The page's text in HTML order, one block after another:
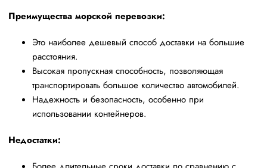
Преимущества морской перевозки:
Это наиболее дешевый способ доставки на большие
расстояния.
Высокая пропускная способность, позволяющая
транспортировать большое количество автомобилей.
Надежность и безопасность, особенно при
использовании контейнеров.
Недостатки: